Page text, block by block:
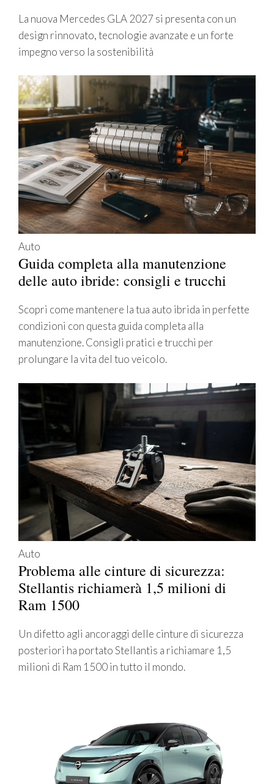
La nuova Mercedes GLA 2027 si presenta con un
design rinnovato, tecnologie avanzate e un forte
impegno verso la sostenibilità
Auto
Guida completa alla manutenzione
delle auto ibride: consigli e trucchi
Scopri come mantenere la tua auto ibrida in perfette
condizioni con questa guida completa alla
manutenzione. Consigli pratici e trucchi per
prolungare la vita del tuo veicolo.
Auto
Problema alle cinture di sicurezza:
Stellantis richiamerà 1,5 milioni di
Ram 1500
Un difetto agli ancoraggi delle cinture di sicurezza
posteriori ha portato Stellantis a richiamare 1,5
milioni di Ram 1500 in tutto il mondo.